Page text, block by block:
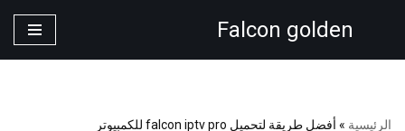
Falcon golden
الرئيسية » أفضل طريقة لتحميل falcon iptv pro للكمبيوتر